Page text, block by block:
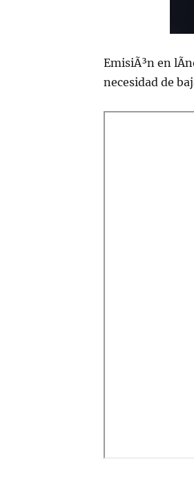
EmisiÃ³n en
necesidad de